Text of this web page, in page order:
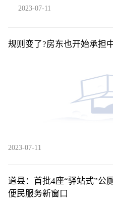
2023-07-11
规则变了?房东也开始承
2023-07-11
道县：首批4座“驿站式”公
便民服务新窗口